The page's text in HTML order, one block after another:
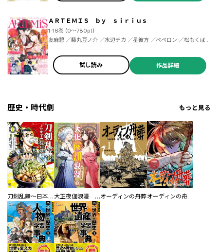
／アルト ／止糸さじ ／石川カノト ／羽根成美 ／ＴＨＯＲＥＳ本 ／大和和紀 ／たなこ ／パクパク ／大橋ウルオ ／新見まにも ／三枝えま ／弥栄亜咲 ／月美鳥 ／鹿屋野 ／伊加てん ／Ｓ・Ｆ・Ｓ ／黒野カンナ ／和泉みお ／ｈｉｒｏ ／三枝霞 ／白山ヤミ ／池井戸潤 ／篠丸のどか ／食描ちま ／どっかの河童 ／櫻井ゆうすけ ／森下ｓｕｕ ／近衛悠 ／駒鳥ひわ ／ネオガシマ ／薊マスラオ ／滝沢秀一 ／滝沢友紀 ／瑞江稀 ／ヤオ ／月結草 ／浅井ソラ ／かいれ めく ／須藤葉 ／石黒 直 ／瀬古浩司
ＡＲＴＥＭＩＳ ｂｙ ｓｉｒｉｕｓ
1-16巻 (0～780pt)
友麻碧 ／藤丸豆ノ介 ／水辺チカ ／星彼方 ／ペペロン ／松もくば
／鬱沢色素 ／ぷきゅのすけ ／柚子れもん ／山いも三太郎 ／見延案
山子 ／みなと ／割田コマ ／あいか ／飯田めしこ ／ゆいじ ／栄条
ルル ／麻生りーち ／冬葉つがる ／泉乃せん ／Ｌａｒｕｈａ ／花邑
まい ／綾里けいし ／ワタヌキ ／緒崎カホ ／遠山えま ／赤羽明 ／
試し読み 作品詳細
歴史・時代劇 もっと見る
刀剣乱舞～日本号つれづれ酒～ 大正夜伽浪漫 －金曜日の花嫁—オーディンの舟葬 オーディンの舟葬 分冊版